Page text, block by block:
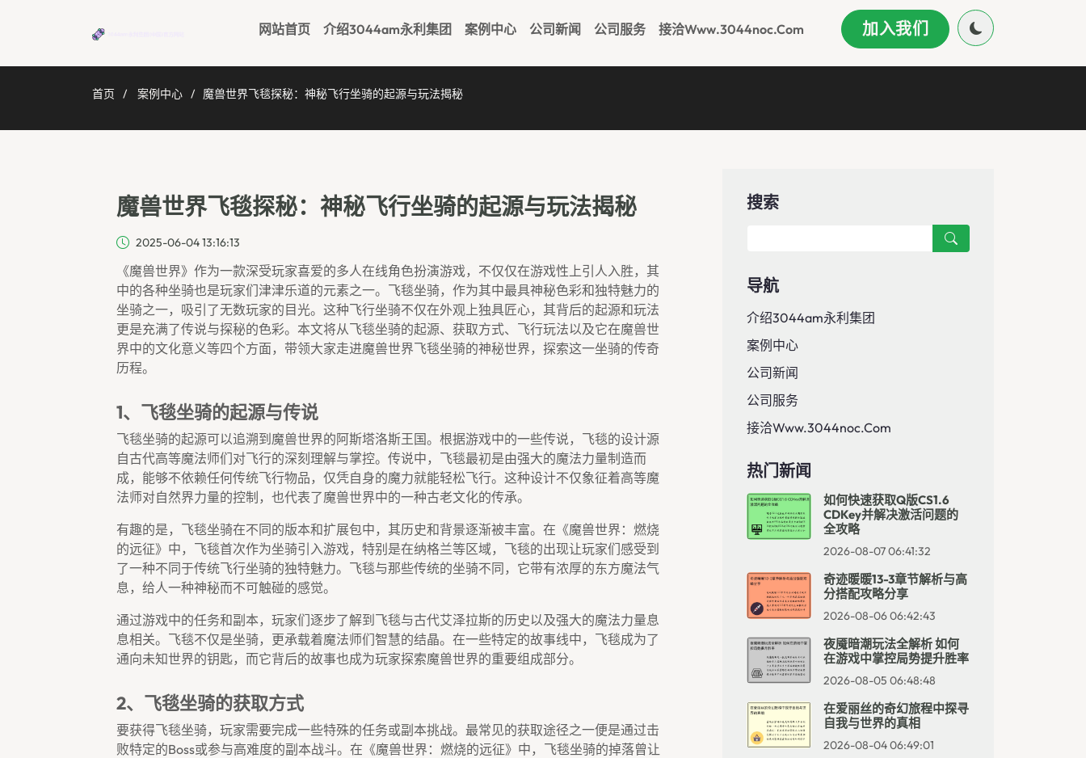
网站首页 介绍3044am永利集团 案例中心 公司新闻 公司服务 接洽www.3044noc.com 加入我们
首页 案例中心 魔兽世界飞毯探秘：神秘飞行坐骑的起源与玩法揭秘
魔兽世界飞毯探秘：神秘飞行坐骑的起源与玩法揭秘
2025-06-04 13:16:13
《魔兽世界》作为一款深受玩家喜爱的多人在线角色扮演游戏，不仅仅在游戏性上引人入胜，其
中的各种坐骑也是玩家们津津乐道的元素之一。飞毯坐骑，作为其中最具神秘色彩和独特魅力的
坐骑之一，吸引了无数玩家的目光。这种飞行坐骑不仅在外观上独具匠心，其背后的起源和玩法
更是充满了传说与探秘的色彩。本文将从飞毯坐骑的起源、获取方式、飞行玩法以及它在魔兽世
界中的文化意义等四个方面，带领大家走进魔兽世界飞毯坐骑的神秘世界，探索这一坐骑的传奇
历程。
1、飞毯坐骑的起源与传说
飞毯坐骑的起源可以追溯到魔兽世界的阿斯塔洛斯王国。根据游戏中的一些传说，飞毯的设计源
自古代高等魔法师们对飞行的深刻理解与掌控。传说中，飞毯最初是由强大的魔法力量制造而
成，能够不依赖任何传统飞行物品，仅凭自身的魔力就能轻松飞行。这种设计不仅象征着高等魔
法师对自然界力量的控制，也代表了魔兽世界中的一种古老文化的传承。
有趣的是，飞毯坐骑在不同的版本和扩展包中，其历史和背景逐渐被丰富。在《魔兽世界：燃烧
的远征》中，飞毯首次作为坐骑引入游戏，特别是在纳格兰等区域，飞毯的出现让玩家们感受到
了一种不同于传统飞行坐骑的独特魅力。飞毯与那些传统的坐骑不同，它带有浓厚的东方魔法气
息，给人一种神秘而不可触碰的感觉。
通过游戏中的任务和副本，玩家们逐步了解到飞毯与古代艾泽拉斯的历史以及强大的魔法力量息
息相关。飞毯不仅是坐骑，更承载着魔法师们智慧的结晶。在一些特定的故事线中，飞毯成为了
通向未知世界的钥匙，而它背后的故事也成为玩家探索魔兽世界的重要组成部分。
2、飞毯坐骑的获取方式
要获得飞毯坐骑，玩家需要完成一些特殊的任务或副本挑战。最常见的获取途径之一便是通过击
败特定的boss或参与高难度的副本战斗。在《魔兽世界：燃烧的远征》中，飞毯坐骑的掉落曾让
搜索
导航
介绍3044am永利集团
案例中心
公司新闻
公司服务
接洽www.3044noc.com
热门新闻
如何快速获取Q版CS1.6
CDKey并解决激活问题的
全攻略
2026-08-07 06:41:32
奇迹暖暖13-3章节解析与高
分搭配攻略分享
2026-08-06 06:42:43
夜魇暗潮玩法全解析 如何
在游戏中掌控局势提升胜率
2026-08-05 06:48:48
在爱丽丝的奇幻旅程中探寻
自我与世界的真相
2026-08-04 06:49:01